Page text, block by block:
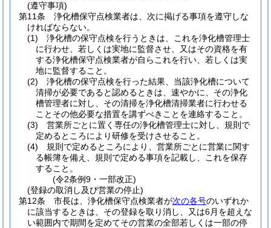
(遵守事項)
第11条
浄化槽保守点検業者は、次に掲げる事項を遵守しな
ければならない。
(1)
浄化槽の保守点検を行うときは、これを浄化槽管理士
に行わせ、若しくは実地に監督させ、又はその資格を有
する浄化槽保守点検業者が自らこれを行い、若しくは実
地に監督すること。
(2)
浄化槽の保守点検を行った結果、当該浄化槽について
清掃が必要であると認めるときは、速やかに、その浄化
槽管理者に対し、その清掃を浄化槽清掃業者に行わせる
ことその他必要な措置を講ずべきことを連絡すること。
(3)
営業所ごとに置く専任の浄化槽管理士に対し、規則で
定めるところにより研修を受けさせること。
(4)
規則で定めるところにより、営業所ごとに営業に関す
る帳簿を備え、規則で定める事項を記載し、これを保存
すること。
(令2条例9・一部改正)
(登録の取消し及び営業の停止)
第12条
市長は、浄化槽保守点検業者が次の各号のいずれか
に該当するときは、その登録を取り消し、又は6月を超えな
い範囲内で期間を定めてその営業の全部若しくは一部の停